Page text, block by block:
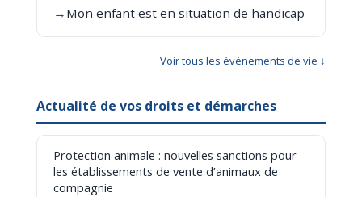
→ Mon enfant est en situation de handicap
Voir tous les événements de vie ↓
Actualité de vos droits et démarches
Protection animale : nouvelles sanctions pour
les établissements de vente d’animaux de
compagnie